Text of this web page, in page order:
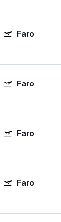
Faro
Faro
Faro
Faro